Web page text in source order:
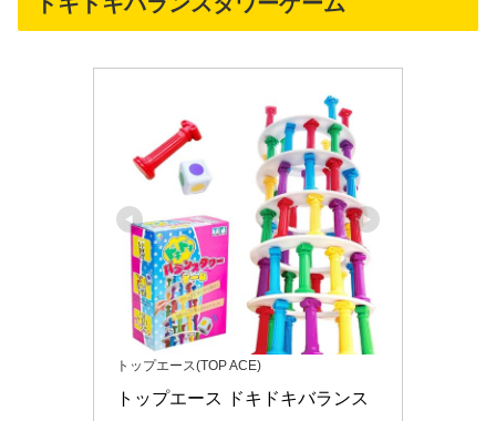
トップエース(TOP ACE)
トップエース ドキドキバランス